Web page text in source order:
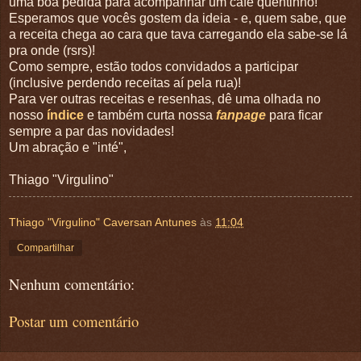
Esperamos que vocês gostem da ideia - e, quem sabe, que
a receita chega ao cara que tava carregando ela sabe-se lá
pra onde (rsrs)!
Como sempre, estão todos convidados a participar
(inclusive perdendo receitas aí pela rua)!
Para ver outras receitas e resenhas, dê uma olhada no
nosso índice e também curta nossa fanpage para ficar
sempre a par das novidades!
Um abração e "inté",
Thiago "Virgulino"
Thiago "Virgulino" Caversan Antunes às 11:04
Compartilhar
Nenhum comentário:
Postar um comentário